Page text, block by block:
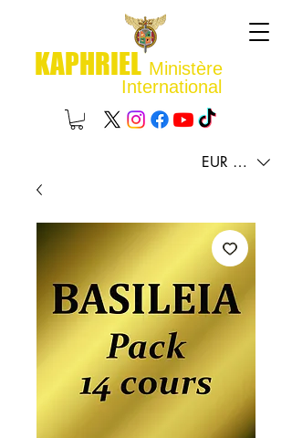
KAPHRIEL Ministère
International
EUR (€)